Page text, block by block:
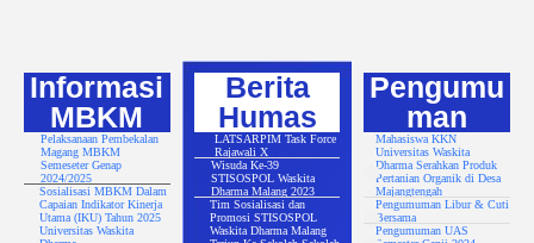
Informasi
MBKM
Pelaksanaan Pembekalan
Magang MBKM
Semeseter Genap
2024/2025
Sosialisasi MBKM Dalam
Capaian Indikator Kinerja
Utama (IKU) Tahun 2025
Universitas Waskita
Berita
Humas
LATSARPIM Task Force
Rajawali X
Wisuda Ke-39
STISOSPOL Waskita
Dharma Malang 2023
Tim Sosialisasi dan
Promosi STISOSPOL
Waskita Dharma Malang
Pengumu
man
Mahasiswa KKN
Universitas Waskita
Dharma Serahkan Produk
Pertanian Organik di Desa
Majangtengah
Pengumuman Libur & Cuti
Bersama
Pengumuman UAS